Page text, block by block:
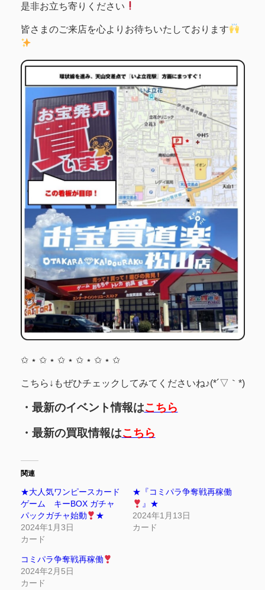
是非お立ち寄りください
皆さまのご来店を心よりお待ちいたしております
✩ ⋆ ✩ ⋆ ✩ ⋆ ✩ ⋆ ✩ ⋆ ✩
こちら↓もぜひチェックしてみてくださいね♪(*´▽｀*)
・最新のイベント情報はこちら
・最新の買取情報はこちら
関連
★大人気ワンピースカード
ゲーム キーBOX ガチャ
パックガチャ始動
★
2024年1月3日
カード
★『コミパラ争奪戦再稼働
』★
2024年1月13日
カード
コミパラ争奪戦再稼働
2024年2月5日
カード